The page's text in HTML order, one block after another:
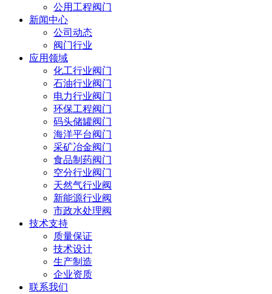
公用工程阀门
新闻中心
公司动态
阀门行业
应用领域
化工行业阀门
石油行业阀门
电力行业阀门
环保工程阀门
码头储罐阀门
海洋平台阀门
采矿冶金阀门
食品制药阀门
空分行业阀门
天然气行业阀
新能源行业阀
市政水处理阀
技术支持
质量保证
技术设计
生产制造
企业资质
联系我们